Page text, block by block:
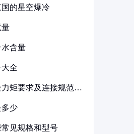
的星空爆冷
含量
全
矩要求及连接规范详
少
见规格和型号